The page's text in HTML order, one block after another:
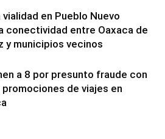
vialidad en Pueblo Nuevo
conectividad entre Oaxaca de
y municipios vecinos
a 8 por presunto fraude con
de viajes en